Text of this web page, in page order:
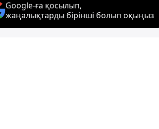
Google-ға қосылып,
жаңалықтарды бірінші болып оқыңыз